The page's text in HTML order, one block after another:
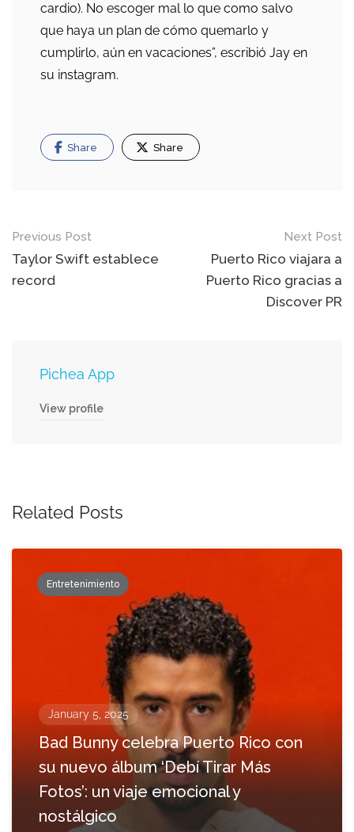
cardio). No escoger mal lo que como salvo
que haya un plan de cómo quemarlo y
cumplirlo, aún en vacaciones”, escribió Jay en
su instagram.
Share Share
Post
navigation
Previous Post
Taylor Swift establece
record
Next Post
Puerto Rico viajara a
Puerto Rico gracias a
Discover PR
Pichea App
View profile
Related Posts
Entretenimiento
January 5, 2025
Bad Bunny celebra Puerto Rico con
su nuevo álbum ‘Debí Tirar Más
Fotos’: un viaje emocional y
nostálgico